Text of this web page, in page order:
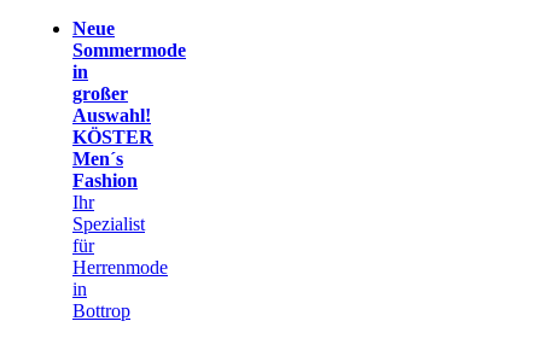
Neue
Sommermode
in
großer
Auswahl!
KÖSTER
Men´s
Fashion
Ihr
Spezialist
für
Herrenmode
in
Bottrop